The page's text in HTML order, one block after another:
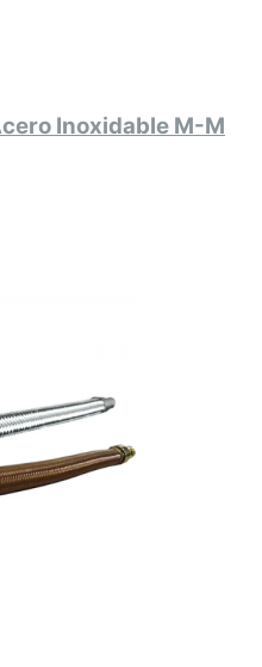
Inoxidable M-M